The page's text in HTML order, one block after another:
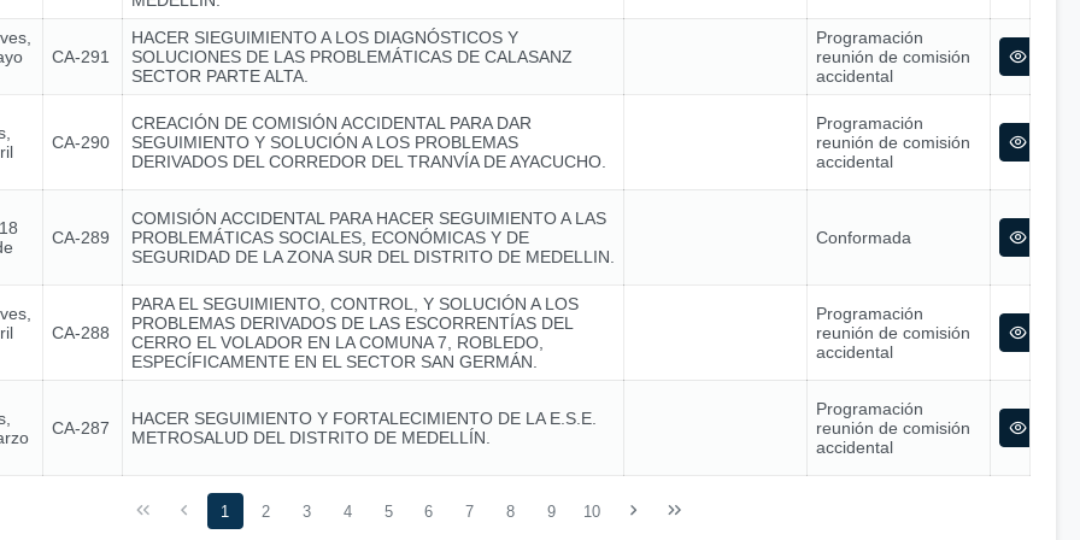
CA-291
HACER SIEGUIMIENTO A LOS DIAGNÓSTICOS Y
SOLUCIONES DE LAS PROBLEMÁTICAS DE CALASANZ
SECTOR PARTE ALTA.
Programación
reunión de comisión
accidental
CA-290
CREACIÓN DE COMISIÓN ACCIDENTAL PARA DAR
SEGUIMIENTO Y SOLUCIÓN A LOS PROBLEMAS
DERIVADOS DEL CORREDOR DEL TRANVÍA DE AYACUCHO.
Programación
reunión de comisión
accidental
CA-289
COMISIÓN ACCIDENTAL PARA HACER SEGUIMIENTO A LAS
PROBLEMÁTICAS SOCIALES, ECONÓMICAS Y DE
SEGURIDAD DE LA ZONA SUR DEL DISTRITO DE MEDELLIN.
Conformada
CA-288
PARA EL SEGUIMIENTO, CONTROL, Y SOLUCIÓN A LOS
PROBLEMAS DERIVADOS DE LAS ESCORRENTÍAS DEL
CERRO EL VOLADOR EN LA COMUNA 7, ROBLEDO,
ESPECÍFICAMENTE EN EL SECTOR SAN GERMÁN.
Programación
reunión de comisión
accidental
CA-287
HACER SEGUIMIENTO Y FORTALECIMIENTO DE LA E.S.E.
METROSALUD DEL DISTRITO DE MEDELLÍN.
Programación
reunión de comisión
accidental
1 2 3 4 5 6 7 8 9 10